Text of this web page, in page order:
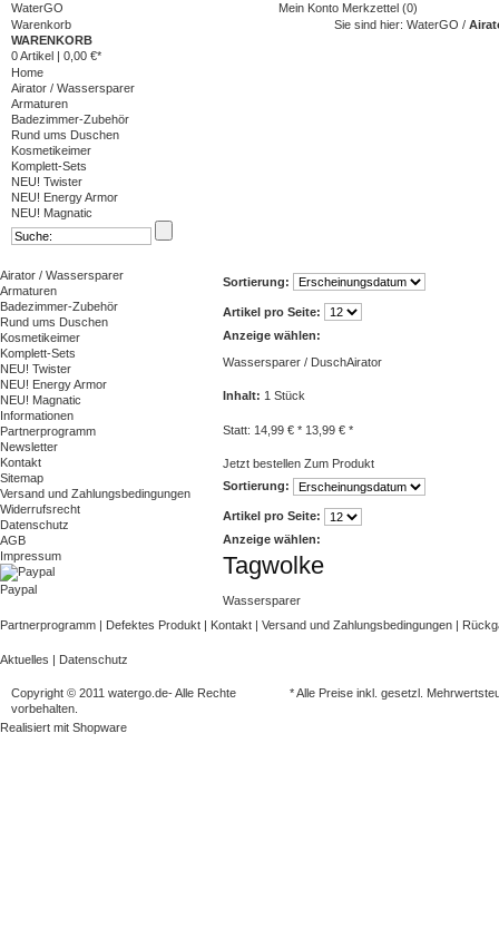
WaterGO Mein Konto Merkzettel (0)
Warenkorb
WARENKORB
0 Artikel | 0,00 €*
Home
Airator / Wassersparer
Armaturen
Badezimmer-Zubehör
Rund ums Duschen
Kosmetikeimer
Komplett-Sets
NEU! Twister
NEU! Energy Armor
NEU! Magnatic
Sie sind hier: WaterGO /
Airator / Wassersparer
Armaturen
Badezimmer-Zubehör
Rund ums Duschen
Kosmetikeimer
Komplett-Sets
NEU! Twister
NEU! Energy Armor
NEU! Magnatic
Informationen
Partnerprogramm
Newsletter
Kontakt
Sitemap
Versand und Zahlungsbedingungen
Widerrufsrecht
Datenschutz
AGB
Impressum
Paypal
Sortierung:
Artikel pro Seite:
Anzeige wählen:
Wassersparer / DuschAirator
Inhalt: 1 Stück
Statt: 14,99 € * 13,99 € *
Jetzt bestellen Zum Produkt
Sortierung:
Artikel pro Seite:
Anzeige wählen:
Tagwolke
Wassersparer
Partnerprogramm | Defektes Produkt | Kontakt | Versand und Zahlungsbedingungen |
Aktuelles | Datenschutz
Copyright © 2011 watergo.de- Alle Rechte
vorbehalten.
* Alle Preise inkl. gesetzl.
Realisiert mit Shopware